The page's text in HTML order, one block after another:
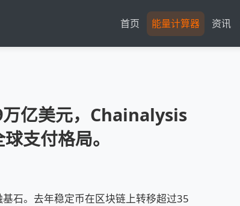
首页 能量计算器 资讯
亿美元，Chainalysis
支付格局。
石。去年稳定币在区块链上转移超过35